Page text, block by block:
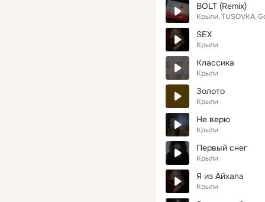
BOLT (Remix)
Крыли TUSOVKA
SEX
Крыли
Классика
Крыли
Золото
Крыли
Не верю
Крыли
Первый снег
Крыли
Я из Айхала
Крыли